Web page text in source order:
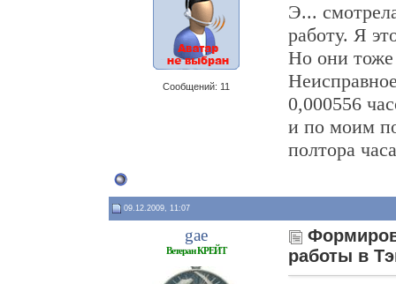
Сообщений: 11
Э...
работу. Я
Но они тоже
0,000556
и по моим
полтора
09.12.2009, 11:07
gae
Ветеран КРЕЙТ
работы в